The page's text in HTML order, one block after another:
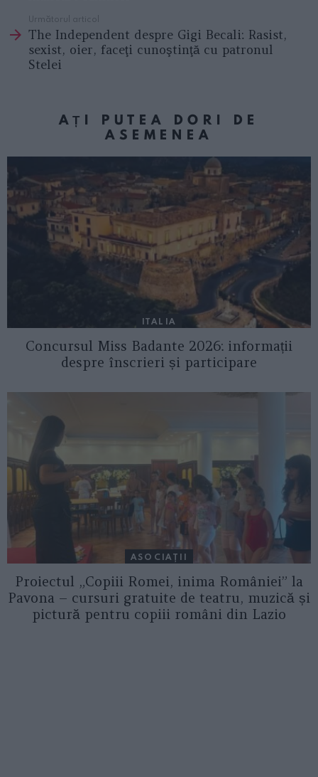
Următorul articol
The Independent despre Gigi Becali: Rasist,
sexist, oier, faceţi cunoştinţă cu patronul
Stelei
AȚI PUTEA DORI DE
ASEMENEA
ITALIA
Concursul Miss Badante 2026: informații
despre înscrieri și participare
ASOCIAŢII
Proiectul „Copiii Romei, inima României” la
Pavona – cursuri gratuite de teatru, muzică și
pictură pentru copiii români din Lazio